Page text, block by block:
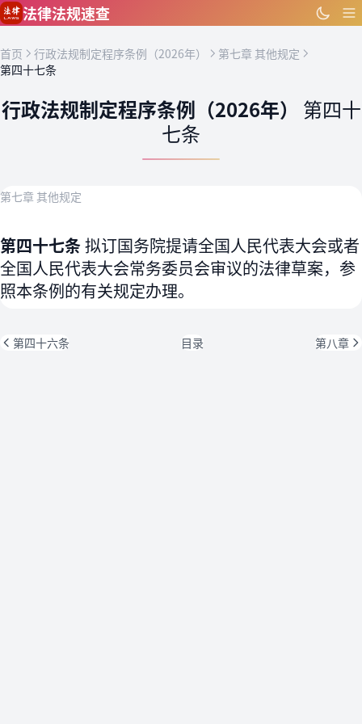
跳到主要内容
法律法规速查
首页 行政法规制定程序条例（2026年）
第七章 其他规定
第四十七条
行政法规制定程序条例（2026年） 第四十
七条
第七章 其他规定
第四十七条拟订国务院提请全国人民代表大会或者
全国人民代表大会常务委员会审议的法律草案，参
照本条例的有关规定办理。
第四十六条 目录 第八章